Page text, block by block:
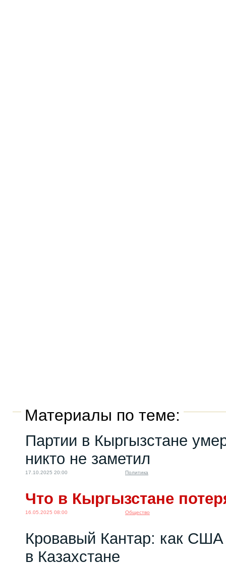
Материалы по теме:
Партии в Кыргызстане
никто не заметил
17.10.2025 20:00 Политика
Что в Кыргызстане
16.05.2025 08:00 Общество
Кровавый Кантар: как США
в Казахстане